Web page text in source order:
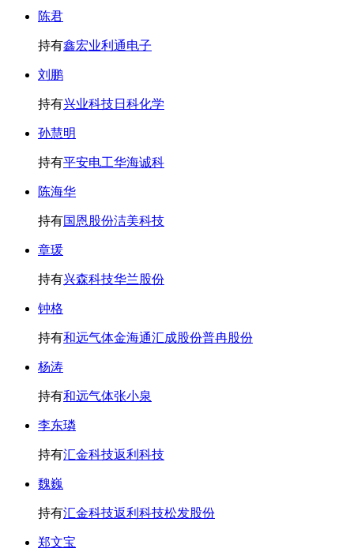
陈君
持有鑫宏业利通电子
刘鹏
持有兴业科技日科化学
孙慧明
持有平安电工华海诚科
陈海华
持有国恩股份洁美科技
章瑗
持有兴森科技华兰股份
钟格
持有和远气体金海通汇成股份普冉股份
杨涛
持有和远气体张小泉
李东璘
持有汇金科技返利科技
魏巍
持有汇金科技返利科技松发股份
郑文宝